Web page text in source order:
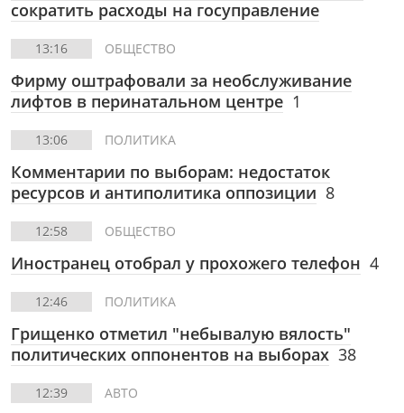
сократить расходы на госуправление
13:16 ОБЩЕСТВО
Фирму оштрафовали за необслуживание
лифтов в перинатальном центре 1
13:06 ПОЛИТИКА
Комментарии по выборам: недостаток
ресурсов и антиполитика оппозиции 8
12:58 ОБЩЕСТВО
Иностранец отобрал у прохожего телефон 4
12:46 ПОЛИТИКА
Грищенко отметил "небывалую вялость"
политических оппонентов на выборах 38
12:39 АВТО